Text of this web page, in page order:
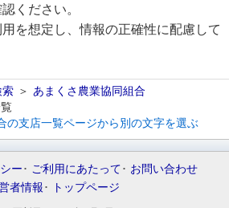
ください。
を想定し、情報の正確性に配慮して
索
あまくさ農業協同組合
の支店一覧ページから別の文字を選ぶ
ー ご利用にあたって
お問い合わせ
者情報
トップページ